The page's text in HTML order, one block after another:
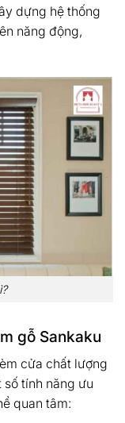
dựng hệ thống
năng động,
gỗ Sankaku
cửa chất lượng
tính năng ưu
quan tâm: